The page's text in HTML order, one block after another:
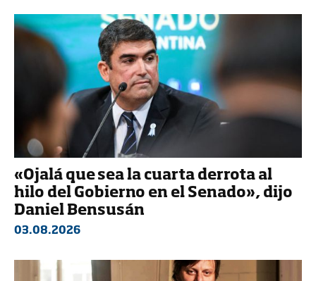
«Ojalá que sea la cuarta derrota al
hilo del Gobierno en el Senado», dijo
Daniel Bensusán
03.08.2026